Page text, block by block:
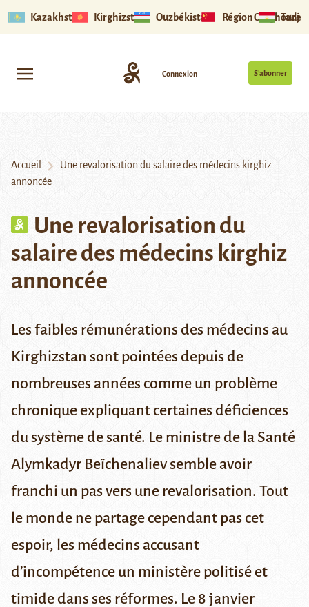
Kazakhstan Kirghizstan Ouzbékistan Région Ouïghoure
S’abonner
Connexion
Accueil
Une revalorisation du salaire des médecins kirghiz
annoncée
Une revalorisation du
salaire des médecins kirghiz
annoncée
Les faibles rémunérations des médecins au
Kirghizstan sont pointées depuis de
nombreuses années comme un problème
chronique expliquant certaines déficiences
du système de santé. Le ministre de la Santé
Alymkadyr Beïchenaliev semble avoir
franchi un pas vers une revalorisation. Tout
le monde ne partage cependant pas cet
espoir, les médecins accusant
d’incompétence un ministère politisé et
timide dans ses réformes. Le 8 janvier